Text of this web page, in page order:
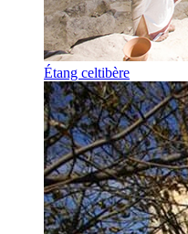
Étang celtibère